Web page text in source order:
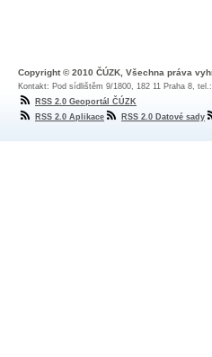
Copyright © 2010 ČÚZK, Všechna práva
Kontakt: Pod sídlištěm 9/1800, 182 11 Praha 8,
RSS 2.0 Geoportál ČÚZK
RSS 2.0 Aplikace
RSS 2.0 Datové sady